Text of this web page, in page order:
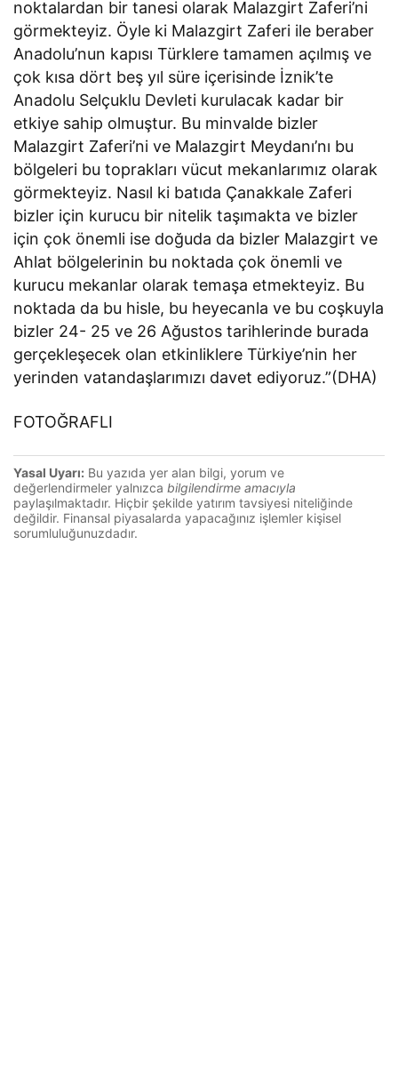
noktalardan bir tanesi olarak Malazgirt Zaferi’ni
görmekteyiz. Öyle ki Malazgirt Zaferi ile beraber
Anadolu’nun kapısı Türklere tamamen açılmış ve
çok kısa dört beş yıl süre içerisinde İznik’te
Anadolu Selçuklu Devleti kurulacak kadar bir
etkiye sahip olmuştur. Bu minvalde bizler
Malazgirt Zaferi’ni ve Malazgirt Meydanı’nı bu
bölgeleri bu toprakları vücut mekanlarımız olarak
görmekteyiz. Nasıl ki batıda Çanakkale Zaferi
bizler için kurucu bir nitelik taşımakta ve bizler
için çok önemli ise doğuda da bizler Malazgirt ve
Ahlat bölgelerinin bu noktada çok önemli ve
kurucu mekanlar olarak temaşa etmekteyiz. Bu
noktada da bu hisle, bu heyecanla ve bu coşkuyla
bizler 24- 25 ve 26 Ağustos tarihlerinde burada
gerçekleşecek olan etkinliklere Türkiye’nin her
yerinden vatandaşlarımızı davet ediyoruz.”(DHA)
FOTOĞRAFLI
Yasal Uyarı: Bu yazıda yer alan bilgi, yorum ve
değerlendirmeler yalnızca bilgilendirme amacıyla
paylaşılmaktadır. Hiçbir şekilde yatırım tavsiyesi niteliğinde
değildir. Finansal piyasalarda yapacağınız işlemler kişisel
sorumluluğunuzdadır.